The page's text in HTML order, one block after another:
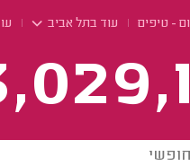
- טיפים עוד בתל אביב